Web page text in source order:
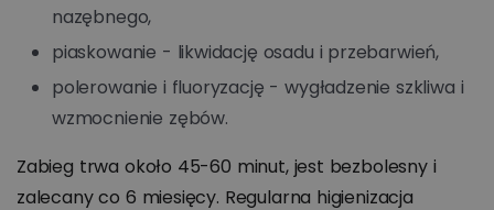
nazębnego,
piaskowanie - likwidację osadu i przebarwień,
polerowanie i fluoryzację - wygładzenie szkliwa i
wzmocnienie zębów.
Zabieg trwa około 45-60 minut, jest bezbolesny i
zalecany co 6 miesięcy. Regularna higienizacja